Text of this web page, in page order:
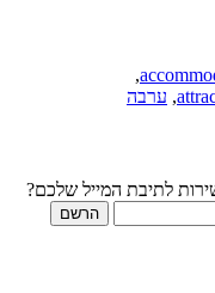
,
, ערבה
לתיבת המייל שלכם?